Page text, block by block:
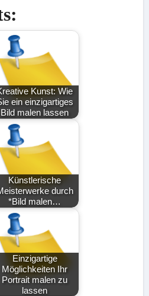
Kunst: Wie
ein einzigartiges
Bild malen lassen
Künstlerische
durch
*Bild malen…
Einzigartige
Möglichkeiten Ihr
Portrait malen zu
lassen